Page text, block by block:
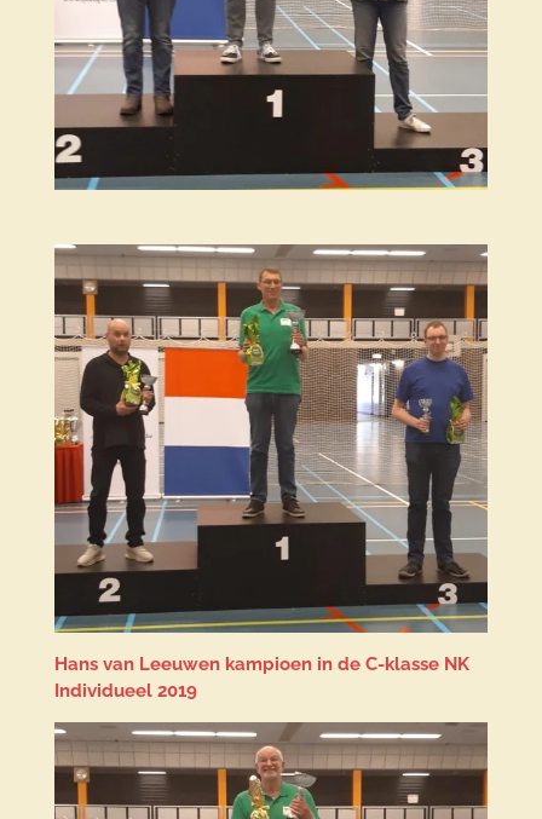
Hans van Leeuwen kampioen in de C-klasse NK
Individueel 2019